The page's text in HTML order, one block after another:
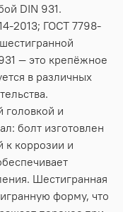
DIN 931.
2013; ГОСТ 7798-
— это крепёжное
в различных
головкой и
болт изготовлен
к коррозии и
Шестигранная
форму, что